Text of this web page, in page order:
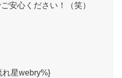
安心ください！（笑）
れ星webry%}